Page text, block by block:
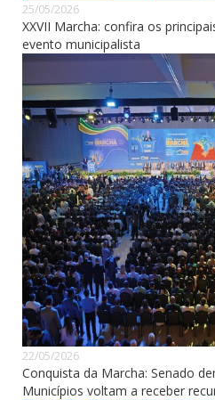
25/05/2026
XXVII Marcha: confira os
evento municipalista
22/05/2026
Conquista da Marcha: Senado
Municípios voltam a receber